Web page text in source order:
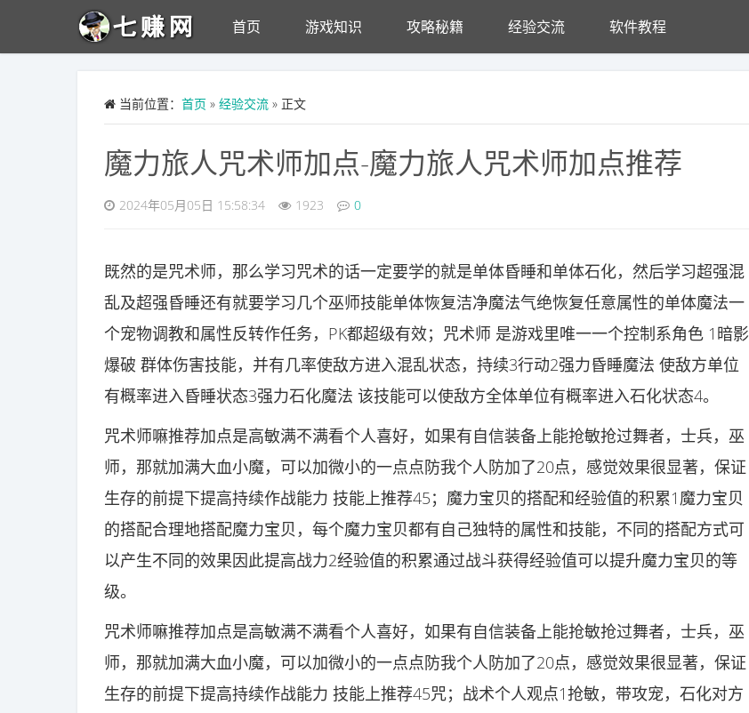
Skip to main content
首页 游戏知识 攻略秘籍 经验交流 软件教程
当前位置： 首页 » 经验交流 » 正文
魔力旅人咒术师加点-魔力旅人咒术师加点推荐
2024年05月05日 15:58:34 1923 0
既然的是咒术师，那么学习咒术的话一定要学的就是单体昏睡和单体石化，然后学习超强混
乱及超强昏睡还有就要学习几个巫师技能单体恢复洁净魔法气绝恢复任意属性的单体魔法一
个宠物调教和属性反转作任务，PK都超级有效；咒术师 是游戏里唯一一个控制系角色 1暗影
爆破 群体伤害技能，并有几率使敌方进入混乱状态，持续3行动2强力昏睡魔法 使敌方单位
有概率进入昏睡状态3强力石化魔法 该技能可以使敌方全体单位有概率进入石化状态4。
咒术师嘛推荐加点是高敏满不满看个人喜好，如果有自信装备上能抢敏抢过舞者，士兵，巫
师，那就加满大血小魔，可以加微小的一点点防我个人防加了20点，感觉效果很显著，保证
生存的前提下提高持续作战能力 技能上推荐45；魔力宝贝的搭配和经验值的积累1魔力宝贝
的搭配合理地搭配魔力宝贝，每个魔力宝贝都有自己独特的属性和技能，不同的搭配方式可
以产生不同的效果因此提高战力2经验值的积累通过战斗获得经验值可以提升魔力宝贝的等
级。
咒术师嘛推荐加点是高敏满不满看个人喜好，如果有自信装备上能抢敏抢过舞者，士兵，巫
师，那就加满大血小魔，可以加微小的一点点防我个人防加了20点，感觉效果很显著，保证
生存的前提下提高持续作战能力 技能上推荐45咒；战术个人观点1抢敏，带攻宠，石化对方